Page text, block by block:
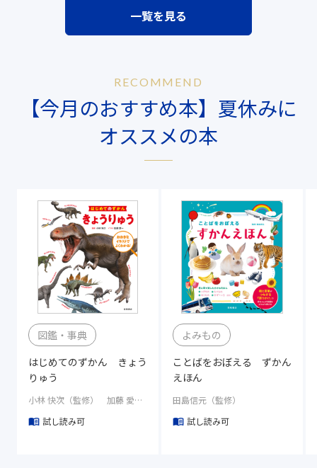
一覧を見る
RECOMMEND
【今月のおすすめ本】夏休みに
オススメの本
図鑑・事典
はじめてのずかん きょう
りゅう
小林 快次（監修） 加藤 愛一（イラスト）
試し読み可
よみもの
ことばをおぼえる ずかん
えほん
田島信元（監修）
試し読み可